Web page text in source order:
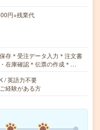
円+残業代
存＊受注データ入力＊注文書
在庫確認＊伝票の作成＊…
/ 英語力不要
経験がある方